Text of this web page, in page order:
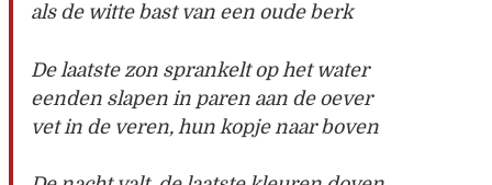
als de witte bast van een oude berk
De laatste zon sprankelt op het water
eenden slapen in paren aan de oever
vet in de veren, hun kopje naar boven